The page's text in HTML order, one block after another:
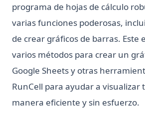
Python3 Linter: The Ultimate Guide to
Quality
Python: Acelera Beautiful Soup -
Web Scraping ¡Ahora!
Reducción de Dimensiones en Python:
que Debes Conocer
SVM en Python, Qué es y cómo usarlo
programa de hojas de cálculo
varias funciones poderosas,
de crear gráficos de barras. Este
varios métodos para crear un
Google Sheets y otras
RunCell para ayudar a visualizar
manera eficiente y sin esfuerzo.